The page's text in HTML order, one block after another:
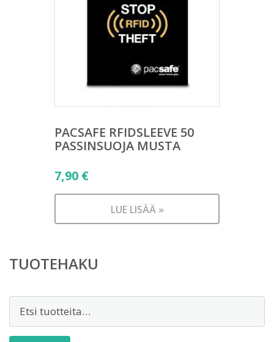
PACSAFE RFIDSLEEVE 50
PASSINSUOJA MUSTA
7,90 €
LUE LISÄÄ »
TUOTEHAKU
Etsi: